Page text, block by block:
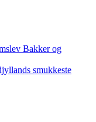
Bakker og
smukkeste